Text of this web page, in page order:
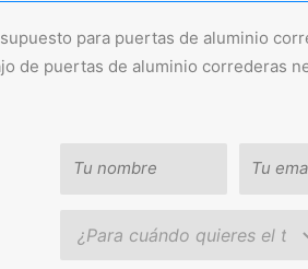
para puertas de aluminio
de puertas de aluminio correderas